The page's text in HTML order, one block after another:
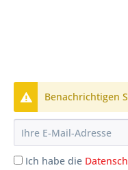
Benachrichtigen
Ich habe die